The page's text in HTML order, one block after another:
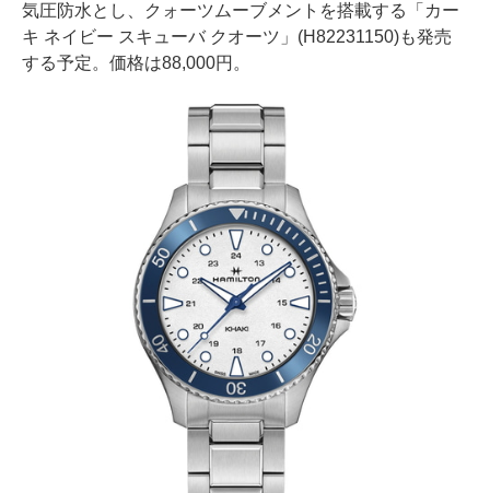
気圧防水とし、クォーツムーブメントを搭載する「カー
キ ネイビー スキューバ クオーツ」(H82231150)も発売
する予定。価格は88,000円。